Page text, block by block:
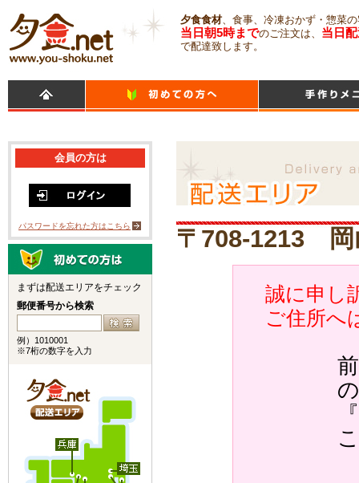
夕食食材、食事、冷凍おかず・惣菜
当日朝5時までのご注文は、 当日
で配達致します。
〒708-1213 岡
誠に申し
ご住所へ
の
『
会員の方は
パスワードを忘れた方はこちら
まずは配送エリアをチェック
郵便番号から検索
例）1010001
※7桁の数字を入力